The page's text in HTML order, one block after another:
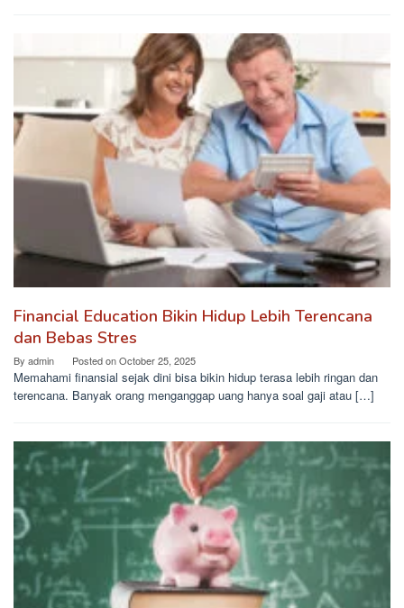
Financial Education Bikin Hidup Lebih Terencana
dan Bebas Stres
By admin Posted onOctober 25, 2025
Memahami finansial sejak dini bisa bikin hidup terasa lebih ringan dan
terencana. Banyak orang menganggap uang hanya soal gaji atau […]